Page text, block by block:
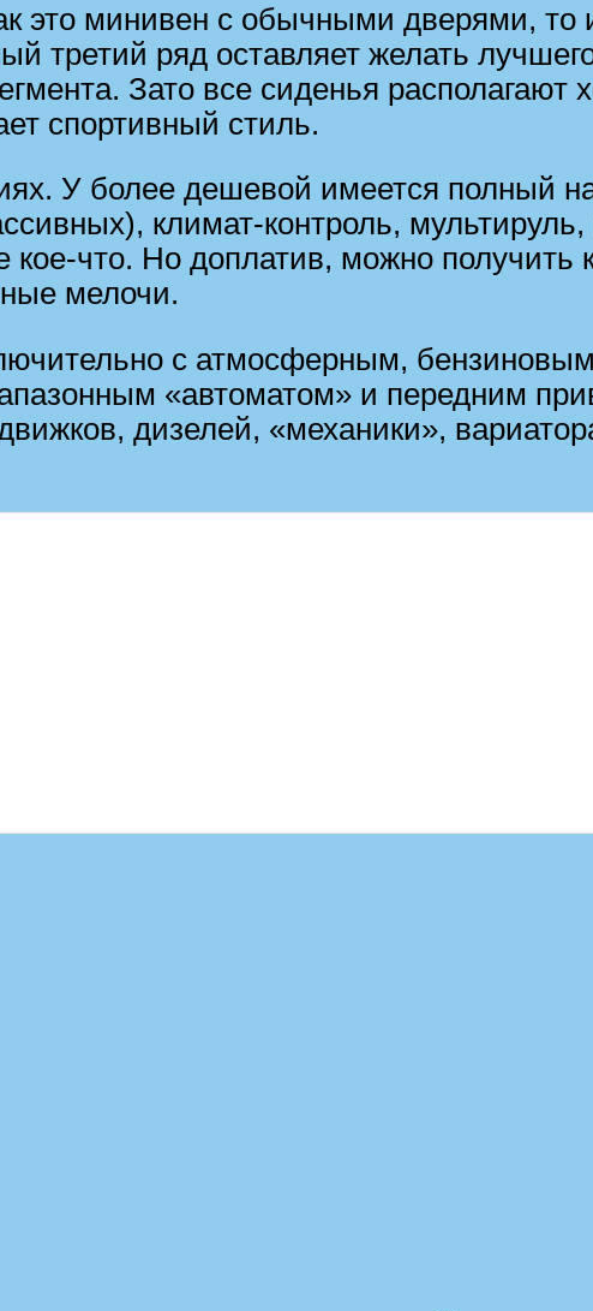
это минивен с обычными дверями, то
третий ряд оставляет желать
Зато все сиденья располагают
спортивный стиль.
У более дешевой имеется полный
климат-контроль, мультируль,
что. Но доплатив, можно получить
мелочи.
с атмосферным,
«автоматом» и передним
дизелей, «механики»,